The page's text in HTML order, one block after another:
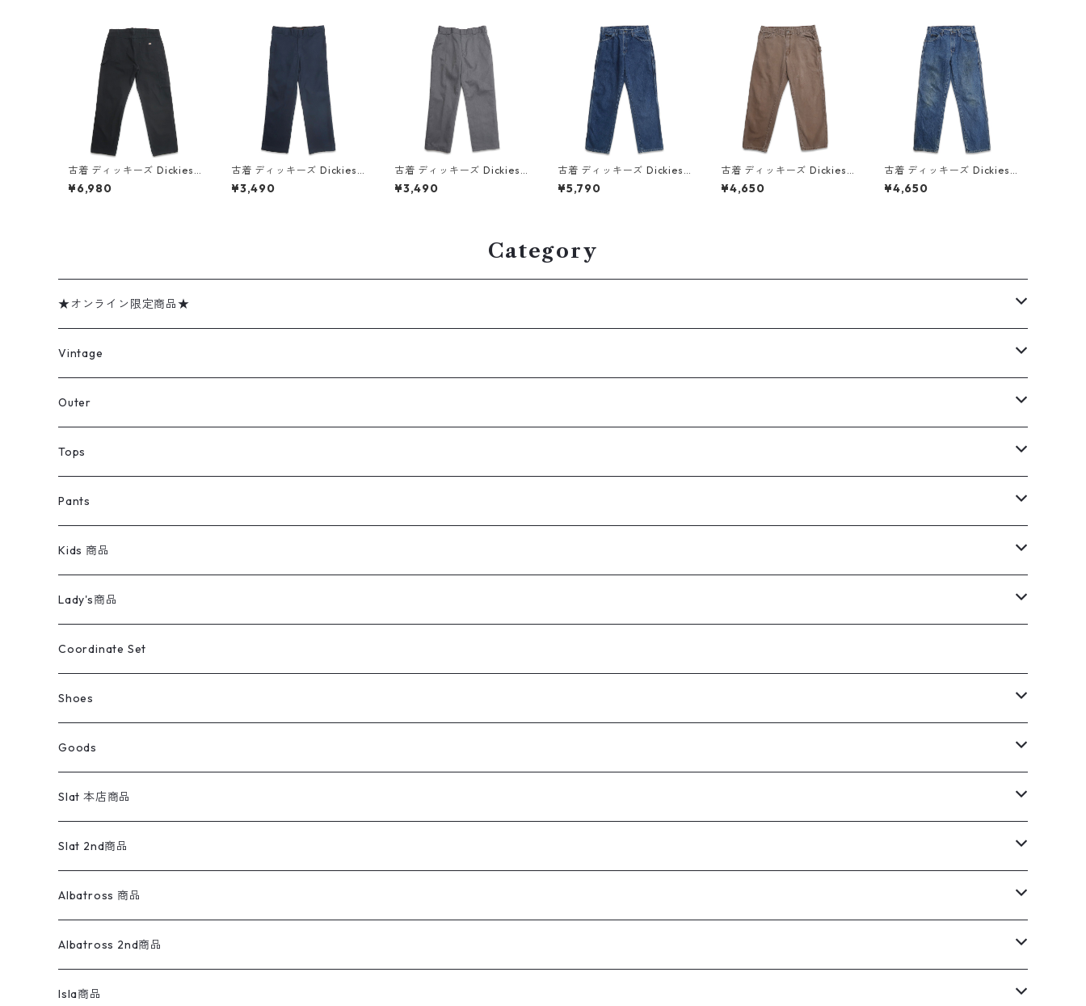
古着 ディッキーズ Dickies
ワーク ダック ペインターパ
ンツ ブラック 表記：W36L3
¥6,980
古着 ディッキーズ Dickies
874 FLEX ワークパンツ ネ
イビー 表記：W32L30 gd
¥3,490
古着 ディッキーズ Dickies
ワークパンツ グレー 表記：
W34L32 gd410315n w60
¥3,490
古着 ディッキーズ Dickies
ワーク デニム ペインターパ
ンツ デニムパンツ 表記：W
¥5,790
古着 ディッキーズ Dickies
ワーク ダック ペインターパ
ンツ ワークパンツ ブラウン
¥4,650
古着 ディッキーズ Dickies
ワーク デニム ペインターパ
ンツ デニムパンツ 表記：W
¥4,650
Category
★オンライン限定商品★
ミリタリーデッドストック
アウター
デニムジャケット
ミリタリージャケット
コート
ナイロンジャケット
レザー
トップス
半袖シャツ
長袖シャツ
セーター・カーディガン
パンツ
デニムパンツ
ミリタリーパンツ
スラックス
オーバーオール・つなぎ
レディース
アウター
トップス
キッズ
アウター
トップス
ライフスタイル雑貨
ラグ・ブランケット
ブランド
ラルフローレン
リーバイス
Vintage
Jacket
Tee
Sweat Shirts
REVERSE WEAVE
Pants
Shirts
Ladies
Sweater
Goods
Military
Outer
コート
デニムジャケット
ミリタリージャケット
スウィングトップ
アウトドアナイロンジャケット
スポーツナイロンジャケット
ワークジャケット
テーラードジャケット
ウールジャケット
ダウンジャケット
レザージャケット
Otherジャケット
Tops
Tシャツ
長袖シャツ
ブランドシャツ
ストライプシャツ
柄シャツ
ワークシャツ
半袖シャツ
ポロシャツ
スウェット・パーカ
プリントスウェット
ロゴスウェット
ベスト
セーター・カーディガン
アランセーター
ウールセーター
フリース
Pants
デニムパンツ
501,505
バギーズデニム
ミリタリーパンツ
チノパンツ
イージーパンツ
スラックス
ワークパンツ
コーデュロイパンツ
オーバーオール・つなぎ
ショーツ
Otherパンツ
Kids 商品
Vintage
Tops
Pants
Tops
Pants
Lady's商品
Tシャツ
ブラウス／シャツ／デザイントップス
長袖
半袖
ベスト／キャミソール
スウェット
ニット
ジャケット
スカート
パンツ(w30以下)
Coordinate Set
Shoes
22cm以下
22.5cm
23cm
23.5cm
24cm
24.5cm
Goods
バンダナ
Slat 本店商品
Outer
Tee
Shirts
S/S Shirts
Sweat Shirts
Slat 2nd商品
アウター
ハンティングジャケット
アウトドアジャケット
長袖シャツ
アウトドアシャツ
半袖シャツ
Albatross 商品
Vintage sweater
Outer
Albatross 2nd商品
70sアイテム
Isla商品